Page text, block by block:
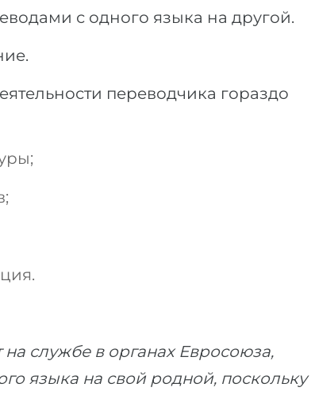
с одного языка на другой.
переводчика гораздо
службе в органах Евросоюза,
языка на свой родной, поскольку